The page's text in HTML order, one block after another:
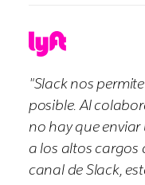
"Slack nos
posible. Al
no hay que
a los altos cargos
canal de Slack,